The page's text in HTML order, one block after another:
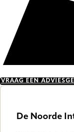
VRAAG EEN
De Noorde